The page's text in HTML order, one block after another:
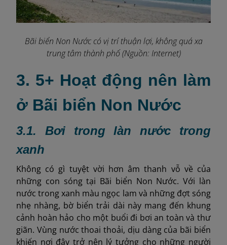
Bãi biển Non Nước có vị trí thuận lợi, không quá xa
trung tâm thành phố (Nguồn: Internet)
3. 5+ Hoạt động nên làm
ở Bãi biển Non Nước
3.1. Bơi trong làn nước trong
xanh
Không có gì tuyệt vời hơn âm thanh vỗ về của
những con sóng tại Bãi biển Non Nước. Với làn
nước trong xanh màu ngọc lam và những đợt sóng
nhẹ nhàng, bờ biển trải dài này mang đến khung
cảnh hoàn hảo cho một buổi đi bơi an toàn và thư
giãn. Vùng nước thoai thoải, dịu dàng của bãi biển
khiến nơi đây trở nên lý tưởng cho những người